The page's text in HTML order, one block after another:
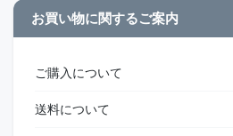
お買い物に関するご案内
ご購入について
送料について